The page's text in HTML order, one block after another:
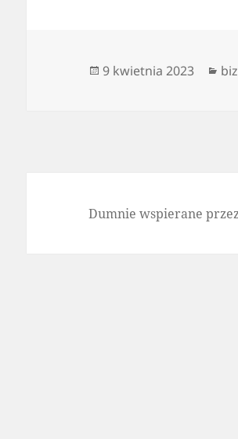
Data
9 kwietnia 2023
Dumnie wspierane